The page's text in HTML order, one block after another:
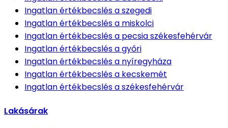
Ingatlan értékbecslésa szegedi
Ingatlan értékbecslésa miskolci
Ingatlan értékbecslésa pecsia székesfehérvár
Ingatlan értékbecslésa győri
Ingatlan értékbecslésa nyíregyháza
Ingatlan értékbecslésa kecskemét
Ingatlan értékbecslésa székesfehérvár
Lakásárak